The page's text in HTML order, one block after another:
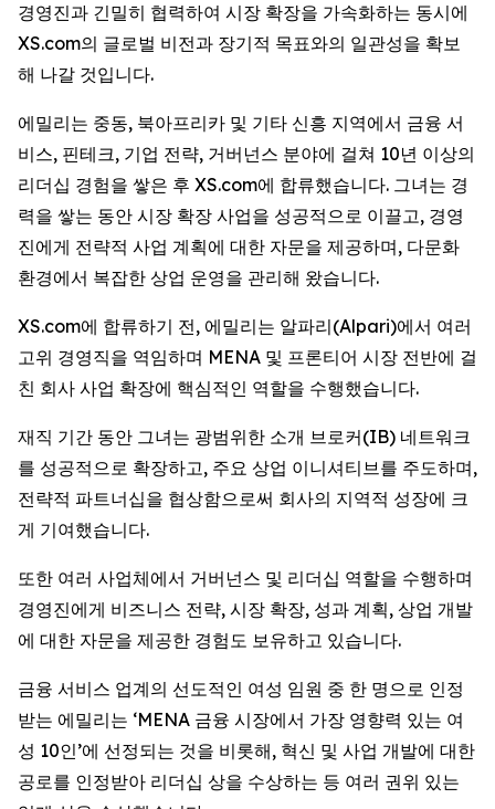
경영진과 긴밀히 협력하여 시장 확장을 가속화하는 동시에
XS.com의 글로벌 비전과 장기적 목표와의 일관성을 확보
해 나갈 것입니다.
에밀리는 중동, 북아프리카 및 기타 신흥 지역에서 금융 서
비스, 핀테크, 기업 전략, 거버넌스 분야에 걸쳐 10년 이상의
리더십 경험을 쌓은 후 XS.com에 합류했습니다. 그녀는 경
력을 쌓는 동안 시장 확장 사업을 성공적으로 이끌고, 경영
진에게 전략적 사업 계획에 대한 자문을 제공하며, 다문화
환경에서 복잡한 상업 운영을 관리해 왔습니다.
XS.com에 합류하기 전, 에밀리는 알파리(Alpari)에서 여러
고위 경영직을 역임하며 MENA 및 프론티어 시장 전반에 걸
친 회사 사업 확장에 핵심적인 역할을 수행했습니다.
재직 기간 동안 그녀는 광범위한 소개 브로커(IB) 네트워크
를 성공적으로 확장하고, 주요 상업 이니셔티브를 주도하며,
전략적 파트너십을 협상함으로써 회사의 지역적 성장에 크
게 기여했습니다.
또한 여러 사업체에서 거버넌스 및 리더십 역할을 수행하며
경영진에게 비즈니스 전략, 시장 확장, 성과 계획, 상업 개발
에 대한 자문을 제공한 경험도 보유하고 있습니다.
금융 서비스 업계의 선도적인 여성 임원 중 한 명으로 인정
받는 에밀리는 ‘MENA 금융 시장에서 가장 영향력 있는 여
성 10인’에 선정되는 것을 비롯해, 혁신 및 사업 개발에 대한
공로를 인정받아 리더십 상을 수상하는 등 여러 권위 있는